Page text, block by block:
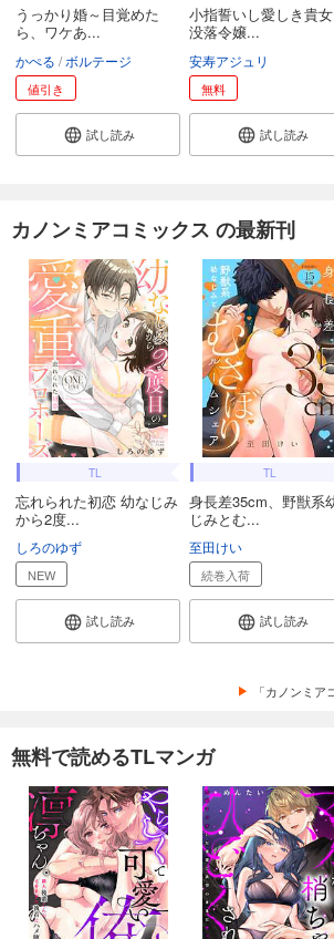
うっかり婚～目覚めた
ら、ワケあ...
かぺる ボルテージ
値引き
試し読み
小指誓いし愛しき貴女
没落令嬢...
安寿アジュリ
無料
試し読み
カノンミアコミックス の最新刊
TL
忘れられた初恋 幼なじみ
から2度...
しろのゆず
NEW
試し読み
TL
身長差35cm、野獣系
じみとむ...
至田けい
続巻入荷
試し読み
「カノンミ
無料で読めるTLマンガ